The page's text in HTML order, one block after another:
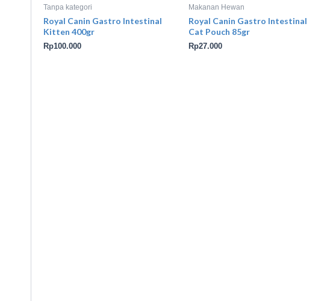
Tanpa kategori
Royal Canin Gastro Intestinal
Kitten 400gr
Rp100.000
Makanan Hewan
Royal Canin Gastro Intestinal
Cat Pouch 85gr
Rp27.000